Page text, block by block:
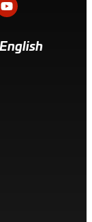
English